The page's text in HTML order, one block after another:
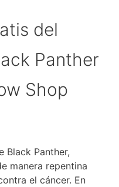
del
Panther
Shop
Black Panther,
manera repentina
el cáncer. En